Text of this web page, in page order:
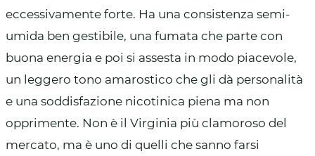
eccessivamente forte. Ha una consistenza semi-
umida ben gestibile, una fumata che parte con
buona energia e poi si assesta in modo piacevole,
un leggero tono amarostico che gli dà personalità
e una soddisfazione nicotinica piena ma non
opprimente. Non è il Virginia più clamoroso del
mercato, ma è uno di quelli che sanno farsi